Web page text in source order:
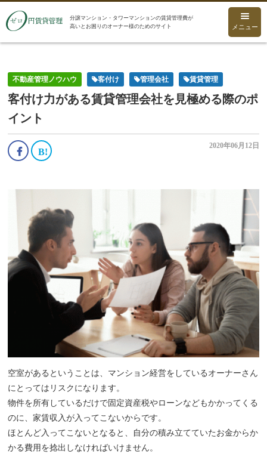
メニュー
分譲マンション・タワーマンションの賃貸管理費が
高いとお困りのオーナー様のためのサイト
不動産管理ノウハウ 客付け 管理会社 賃貸管理
客付け力がある賃貸管理会社を見極める際のポ
イント
2020年06月12日
空室があるということは、マンション経営をしているオーナーさん
にとってはリスクになります。
物件を所有しているだけで固定資産税やローンなどもかかってくる
のに、家賃収入が入ってこないからです。
ほとんど入ってこないとなると、自分の積み立てていたお金からか
かる費用を捻出しなければいけません。